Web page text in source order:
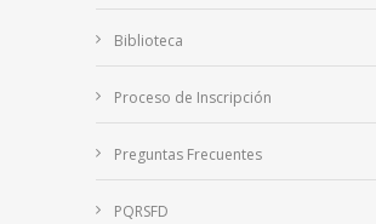
Biblioteca
Proceso de Inscripción
Preguntas Frecuentes
PQRSFD